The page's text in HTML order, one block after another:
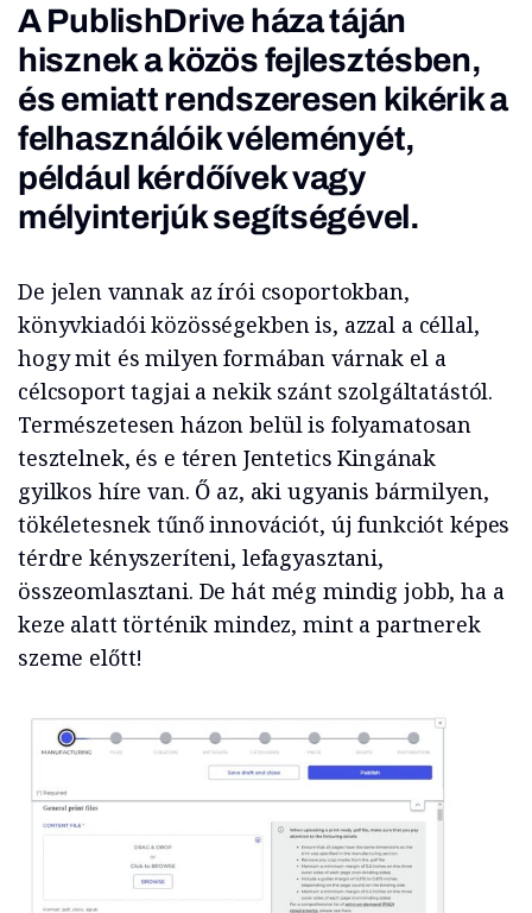
A PublishDrive háza táján
hisznek a közös fejlesztésben,
és emiatt rendszeresen kikérik a
felhasználóik véleményét,
például kérdőívek vagy
mélyinterjúk segítségével.
De jelen vannak az írói csoportokban,
könyvkiadói közösségekben is, azzal a céllal,
hogy mit és milyen formában várnak el a
célcsoport tagjai a nekik szánt szolgáltatástól.
Természetesen házon belül is folyamatosan
tesztelnek, és e téren Jentetics Kingának
gyilkos híre van. Ő az, aki ugyanis bármilyen,
tökéletesnek tűnő innovációt, új funkciót képes
térdre kényszeríteni, lefagyasztani,
összeomlasztani. De hát még mindig jobb, ha a
keze alatt történik mindez, mint a partnerek
szeme előtt!